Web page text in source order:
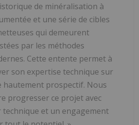
de minéralisation à
et une série de cibles
qui demeurent
par les méthodes
Cette entente permet à
son expertise technique sur
prospectif. Nous
progresser ce projet avec
et un engagement